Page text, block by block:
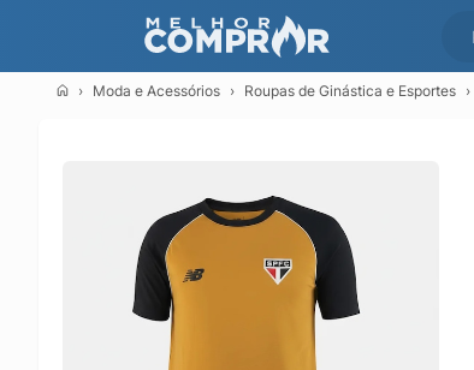
Moda e Acessórios Roupas de Ginástica e Esportes